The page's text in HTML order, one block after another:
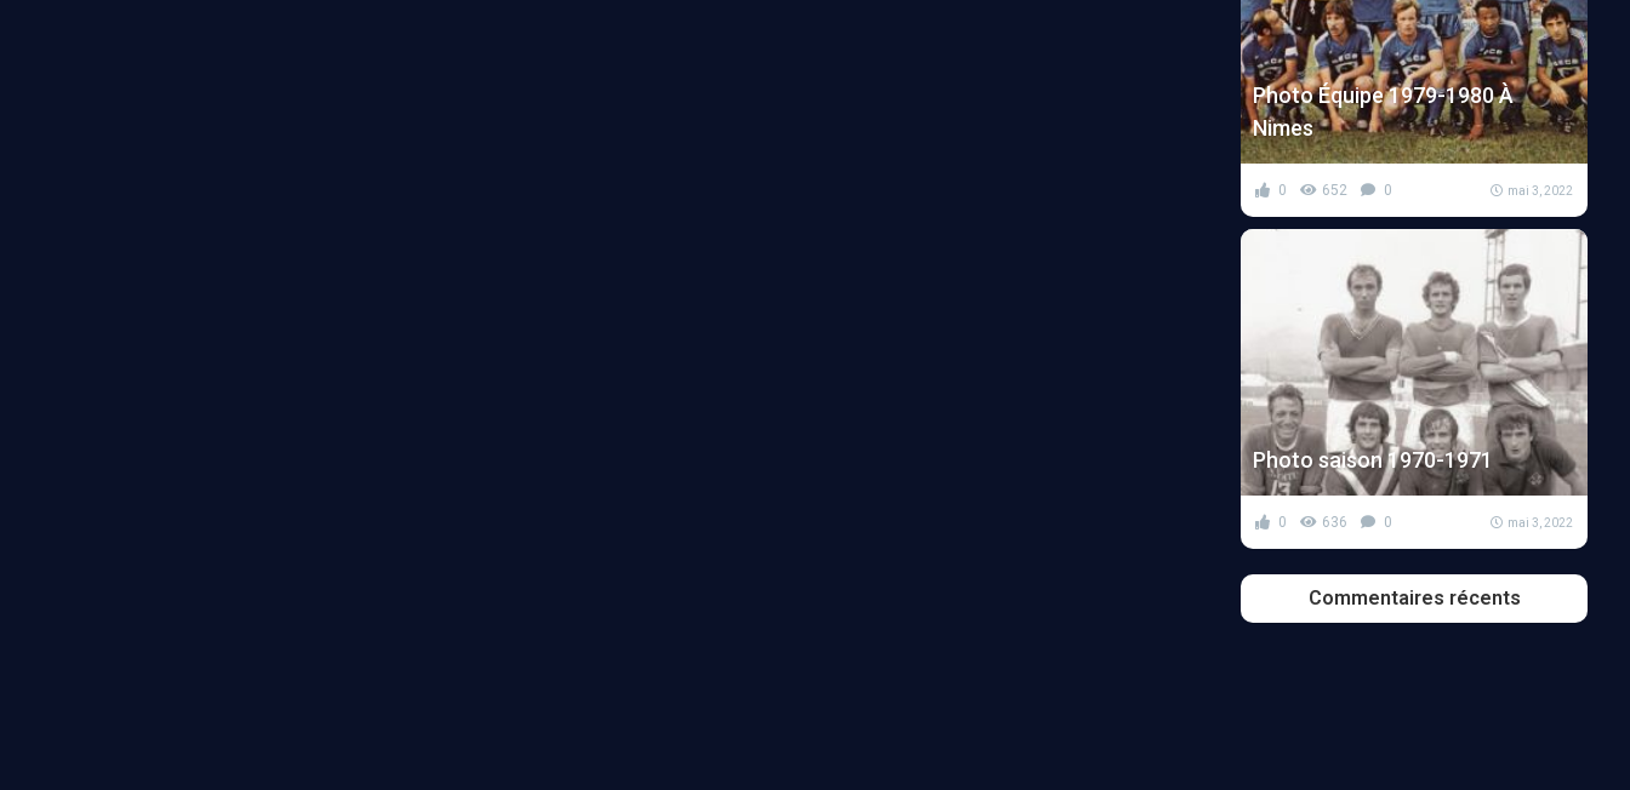
Photo Équipe 1979-1980 À
Nimes
0 652 0 mai 3, 2022
Photo saison 1970-1971
0 636 0 mai 3, 2022
Commentaires récents